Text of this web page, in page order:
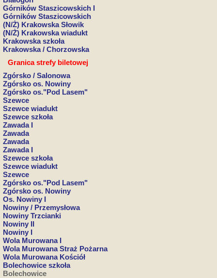
Górników Staszicowskich I
Górników Staszicowskich
(N/Ż) Krakowska Słowik
(N/Ż) Krakowska wiadukt
Krakowska szkoła
Krakowska / Chorzowska
Granica strefy biletowej
Zgórsko / Salonowa
Zgórsko os. Nowiny
Zgórsko os."Pod Lasem"
Szewce
Szewce wiadukt
Szewce szkoła
Zawada I
Zawada
Zawada
Zawada I
Szewce szkoła
Szewce wiadukt
Szewce
Zgórsko os."Pod Lasem"
Zgórsko os. Nowiny
Os. Nowiny I
Nowiny / Przemysłowa
Nowiny Trzcianki
Nowiny II
Nowiny I
Wola Murowana I
Wola Murowana Straż Pożarna
Wola Murowana Kościół
Bolechowice szkoła
Bolechowice